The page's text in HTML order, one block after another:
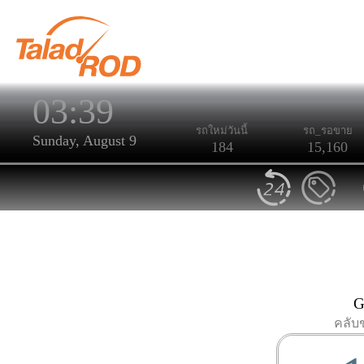
03:39
Sunday, August 9
รถใหม่วันนี้
184
รถ_รอขาย
15,160
คลับ